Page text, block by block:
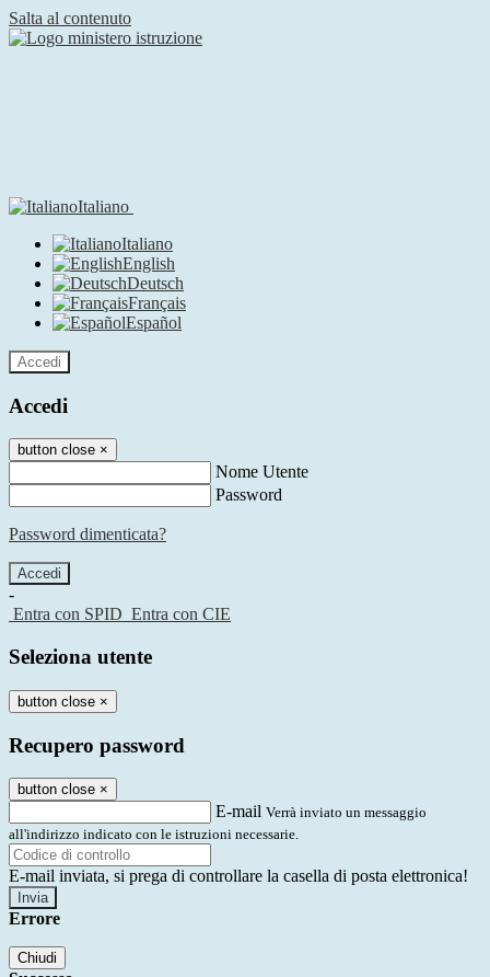
Salta al contenuto
Italiano
Italiano
English
Deutsch
Français
Español
Accedi
Accedi
button close ×
Nome Utente
Password
Password dimenticata?
-
Entra con SPID Entra con CIE
Seleziona utente
button close ×
Recupero password
button close ×
E-mail Verrà inviato un messaggio
all'indirizzo indicato con le istruzioni necessarie.
E-mail inviata, si prega di controllare la casella di posta elettronica!
Errore
Chiudi